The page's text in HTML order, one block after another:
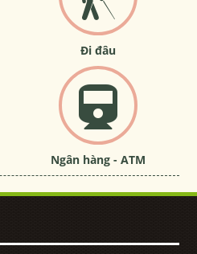
Đi đâu
Ngân hàng - ATM